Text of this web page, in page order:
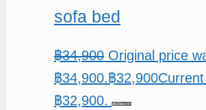
sofa bed
฿34,900 Original price
฿34,900.฿32,900
฿32,900.
หยิบใส่ตะกร้า